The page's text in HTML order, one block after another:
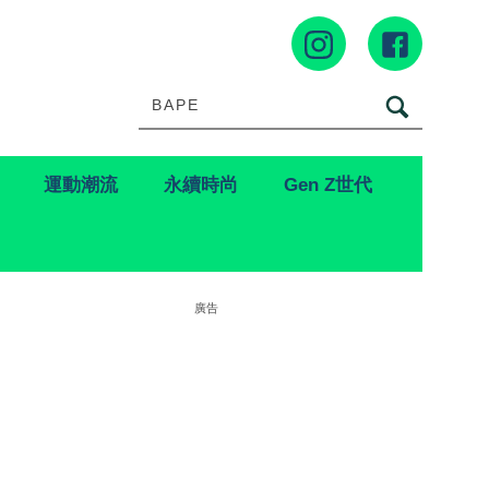
運動潮流 永續時尚 Gen Z世代
廣告